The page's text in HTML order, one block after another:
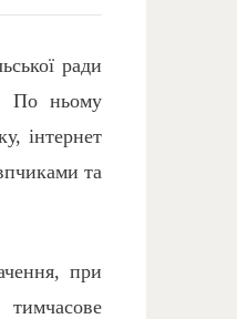
ради
По ньому
інтернет
та
при
тимчасове